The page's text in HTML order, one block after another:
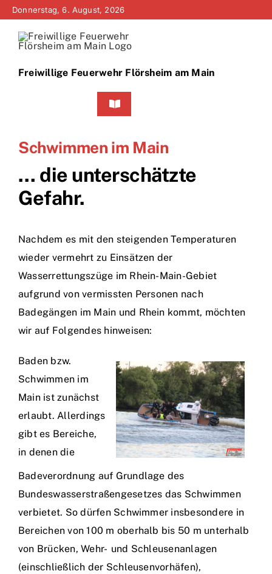
Zum
springen
Donnerstag, 6. August, 2026
Freiwillige Feuerwehr Flörsheim am Main
Toggle
Neuigkeiten
Bürgerinfo
Einsätze
Schwimmen im Main
… die unterschätzte
Gefahr.
Nachdem es mit den steigenden Temperaturen
wieder vermehrt zu Einsätzen der
Wasserrettungszüge im Rhein-Main-Gebiet
aufgrund von vermissten Personen nach
Badegängen im Main und Rhein kommt, möchten
wir auf Folgendes hinweisen:
Baden bzw.
Schwimmen im
Main ist zunächst
erlaubt. Allerdings
gibt es Bereiche,
in denen die
Badeverordnung auf Grundlage des
Bundeswasserstraßengesetzes das Schwimmen
verbietet. So dürfen Schwimmer insbesondere in
Bereichen von 100 m oberhalb bis 50 m unterhalb
von Brücken, Wehr- und Schleusenanlagen
(einschließlich der Schleusenvorhäfen),